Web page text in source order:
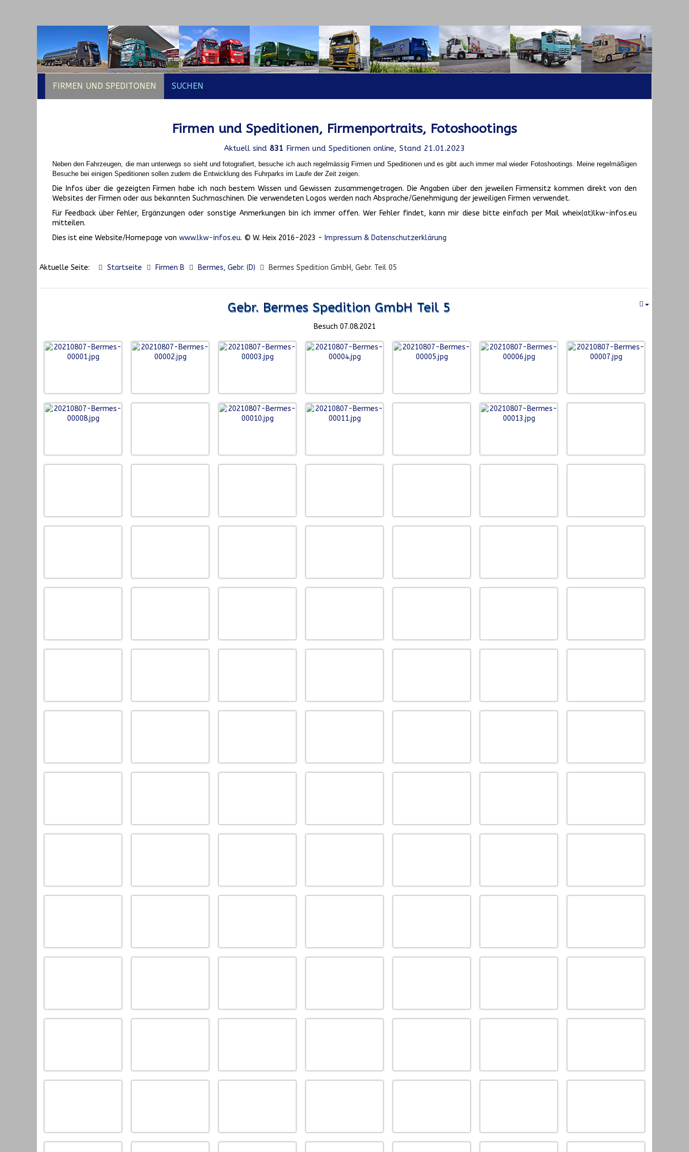
FIRMEN UND SPEDITONEN SUCHEN
Firmen und Speditionen, Firmenportraits, Fotoshootings
Aktuell sind 831 Firmen und Speditionen online, Stand 21.01.2023
Neben den Fahrzeugen, die man unterwegs so sieht und fotografiert, besuche ich auch regelmässig Firmen und Speditionen und es gibt auch immer mal wieder Fotoshootings. Meine regelmäßigen
Besuche bei einigen Speditionen sollen zudem die Entwicklung des Fuhrparks im Laufe der Zeit zeigen.
Die Infos über die gezeigten Firmen habe ich nach bestem Wissen und Gewissen zusammengetragen. Die Angaben über den jeweilen Firmensitz kommen direkt von den
Websites der Firmen oder aus bekannten Suchmaschinen. Die verwendeten Logos werden nach Absprache/Genehmigung der jeweiligen Firmen verwendet.
Für Feedback über Fehler, Ergänzungen oder sonstige Anmerkungen bin ich immer offen. Wer Fehler findet, kann mir diese bitte einfach per Mail wheix(at)lkw-infos.eu
mitteilen.
Dies ist eine Website/Homepage von www.lkw-infos.eu. © W. Heix 2016-2023 - Impressum & Datenschutzerklärung
Aktuelle Seite: Startseite Firmen B Bermes, Gebr. (D) Bermes Spedition GmbH, Gebr. Teil 05
Gebr. Bermes Spedition GmbH Teil 5
Besuch 07.08.2021